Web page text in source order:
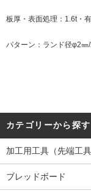
板厚・表面処理：1.6t・
パターン：ランド径φ2
カテゴリーから探す
加工用工具（先端工具
ブレッドボード